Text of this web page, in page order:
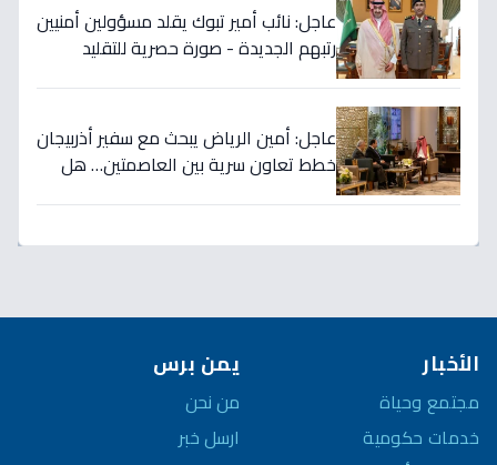
عاجل: نائب أمير تبوك يقلد مسؤولين أمنيين
رتبهم الجديدة - صورة حصرية للتقليد
عاجل: أمين الرياض يبحث مع سفير أذربيجان
خطط تعاون سرية بين العاصمتين… هل
الأخبار
مجتمع وحياة
خدمات حكومية
يمن برس
من نحن
ارسل خبر